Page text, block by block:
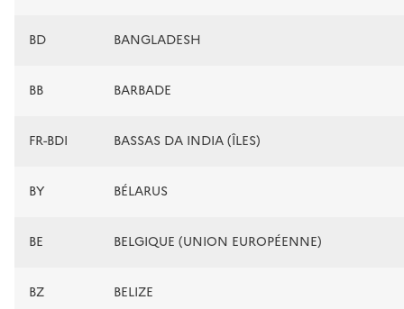
BD BANGLADESH
BB BARBADE
FR-BDI BASSAS DA INDIA (ÎLES)
BY BÉLARUS
BE BELGIQUE (UNION EUROPÉENNE)
BZ BELIZE